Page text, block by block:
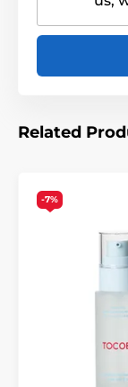
Related
-7%